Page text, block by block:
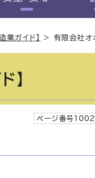
業ガイド】 > 有限会社オ
】
ページ番号